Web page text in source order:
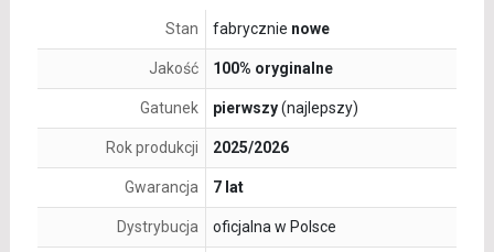
Stan fabrycznie nowe
Jakość 100% oryginalne
Gatunek pierwszy(najlepszy)
Rok produkcji 2025/2026
Gwarancja 7 lat
Dystrybucja oficjalna w Polsce